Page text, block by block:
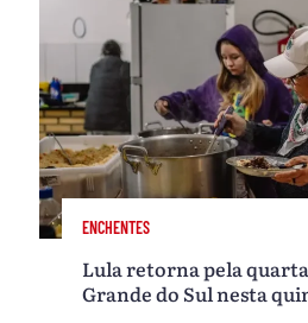
ENCHENTES
Lula retorna pela
Grande do Sul nesta